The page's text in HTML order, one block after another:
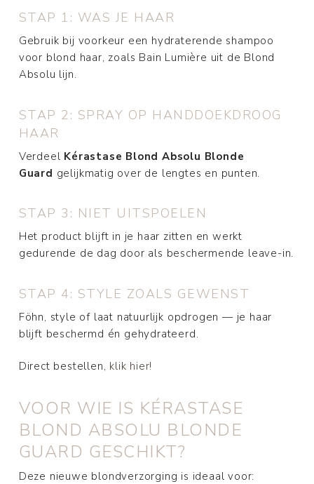
STAP 1: WAS JE HAAR
Gebruik bij voorkeur een hydraterende shampoo
voor blond haar, zoals Bain Lumière uit de Blond
Absolu lijn.
STAP 2: SPRAY OP HANDDOEKDROOG
HAAR
Verdeel Kérastase Blond Absolu Blonde
Guard gelijkmatig over de lengtes en punten.
STAP 3: NIET UITSPOELEN
Het product blijft in je haar zitten en werkt
gedurende de dag door als beschermende leave-in.
STAP 4: STYLE ZOALS GEWENST
Föhn, style of laat natuurlijk opdrogen — je haar
blijft beschermd én gehydrateerd.
Direct bestellen, klik hier!
VOOR WIE IS KÉRASTASE
BLOND ABSOLU BLONDE
GUARD GESCHIKT?
Deze nieuwe blondverzorging is ideaal voor: